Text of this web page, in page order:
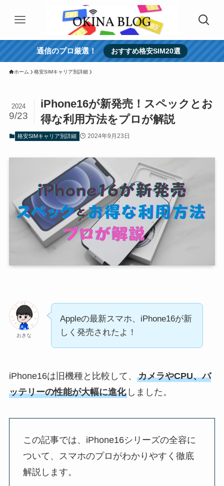
通信のプロ厳選！ おすすめ格安SIM20選
ホーム 格安SIMキャリア別詳細
iPhone16が新発売！スペックとお
得な利用方法をプロが解説
2024
9/23
格安SIMキャリア別詳細 2024年9月23日
おきな
Appleの最新スマホ、iPhone16が新
しく発売されたよ！
iPhone16は旧機種と比較して、 カメラやCPU、バ
ッテリーの性能が大幅に進化しました。
この記事では、iPhone16シリーズの全容に
ついて、スマホのプロがわかりやすく徹底
解説します。